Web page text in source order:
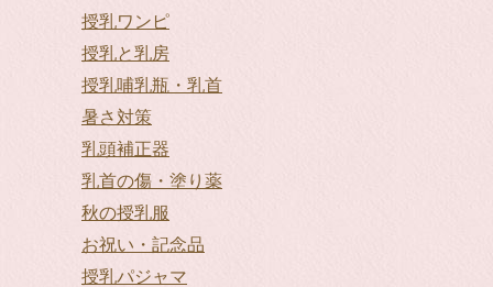
授乳ワンピ
授乳と乳房
授乳哺乳瓶・乳首
暑さ対策
乳頭補正器
乳首の傷・塗り薬
秋の授乳服
お祝い・記念品
授乳パジャマ